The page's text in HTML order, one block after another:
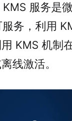
服务是
务，利用
KMS 机制
线激活。